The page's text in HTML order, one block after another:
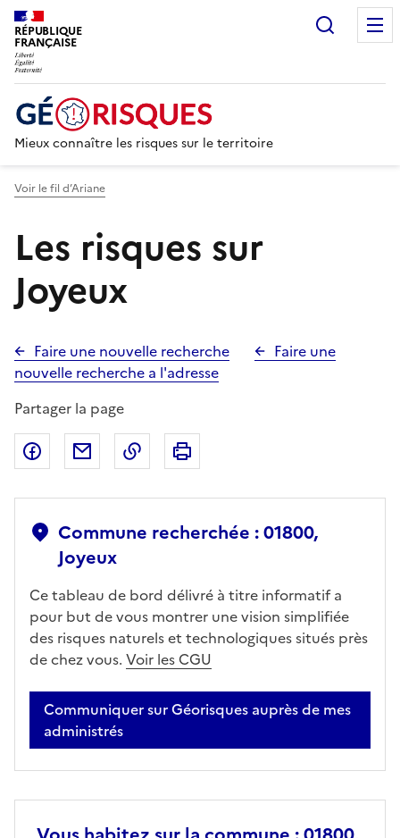
RÉPUBLIQUE
FRANÇAISE
Mieux connaître les risques sur le territoire
Voir le fil d’Ariane
Les risques sur
Joyeux
Faire une nouvelle recherche
Faire une
nouvelle recherche a l'adresse
Partager la page
Partager sur Facebook
Partager par emailCopier dans le presse-papier
Commune recherchée : 01800,
Joyeux
Ce tableau de bord délivré à titre informatif a
pour but de vous montrer une vision simplifiée
des risques naturels et technologiques situés près
de chez vous. Voir les CGU
Communiquer sur Géorisques auprès de mes
administrés